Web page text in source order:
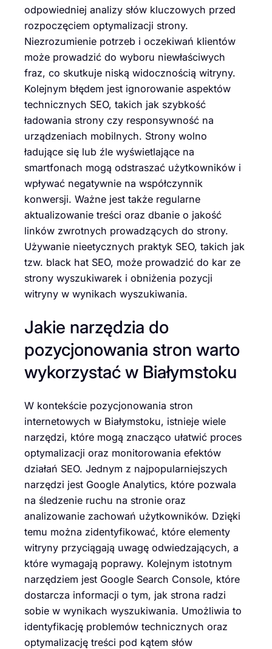
odpowiedniej analizy słów kluczowych przed
rozpoczęciem optymalizacji strony.
Niezrozumienie potrzeb i oczekiwań klientów
może prowadzić do wyboru niewłaściwych
fraz, co skutkuje niską widocznością witryny.
Kolejnym błędem jest ignorowanie aspektów
technicznych SEO, takich jak szybkość
ładowania strony czy responsywność na
urządzeniach mobilnych. Strony wolno
ładujące się lub źle wyświetlające na
smartfonach mogą odstraszać użytkowników i
wpływać negatywnie na współczynnik
konwersji. Ważne jest także regularne
aktualizowanie treści oraz dbanie o jakość
linków zwrotnych prowadzących do strony.
Używanie nieetycznych praktyk SEO, takich jak
tzw. black hat SEO, może prowadzić do kar ze
strony wyszukiwarek i obniżenia pozycji
witryny w wynikach wyszukiwania.
Jakie narzędzia do
pozycjonowania stron warto
wykorzystać w Białymstoku
W kontekście pozycjonowania stron
internetowych w Białymstoku, istnieje wiele
narzędzi, które mogą znacząco ułatwić proces
optymalizacji oraz monitorowania efektów
działań SEO. Jednym z najpopularniejszych
narzędzi jest Google Analytics, które pozwala
na śledzenie ruchu na stronie oraz
analizowanie zachowań użytkowników. Dzięki
temu można zidentyfikować, które elementy
witryny przyciągają uwagę odwiedzających, a
które wymagają poprawy. Kolejnym istotnym
narzędziem jest Google Search Console, które
dostarcza informacji o tym, jak strona radzi
sobie w wynikach wyszukiwania. Umożliwia to
identyfikację problemów technicznych oraz
optymalizację treści pod kątem słów